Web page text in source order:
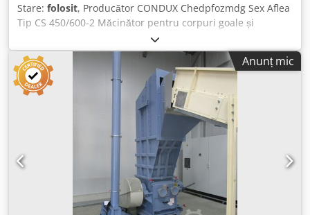
Stare: folosit, Producător CONDUX Chedpfozmdg Sex Aflea
Tip CS 450/600-2 Măcinător pentru corpuri goale și
măcinător secundar pentru material pre-tocat Rotor cu
diametru de 450 mm și lățime de lucru de 600 mm 5 cuțite
de rotor (tăiere oblică), 2 cuțite de stator Motor de
acționare de 22 kW
Anunț mic